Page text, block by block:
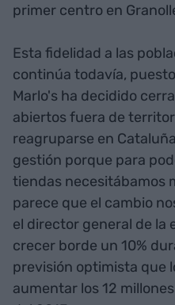
primer centro en
Esta fidelidad a las
continúa todavía,
Marlo's ha decidido
abiertos fuera de
reagruparse en
gestión porque para
tiendas necesitábamos
parece que el cambio
el director general de la
crecer borde un 10%
previsión optimista que
aumentar los 12